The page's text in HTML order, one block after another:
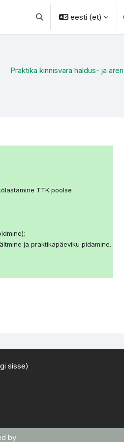
Lülitab otsingu sisendi
eesti ‎(et)‎
Praktika kinnisvara haldus- ja
TTK poolse
ja praktikapäeviku pidamine.
sisse)
by